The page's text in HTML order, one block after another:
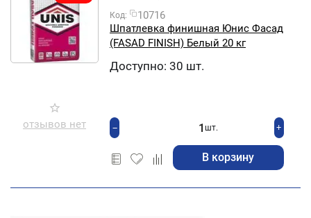
отзывов нет
Код:
10716
Шпатлевка финишная Юнис Фасад
(FASAD FINISH) Белый 20 кг
Доступно: 30 шт.
+
шт.
−
В корзину